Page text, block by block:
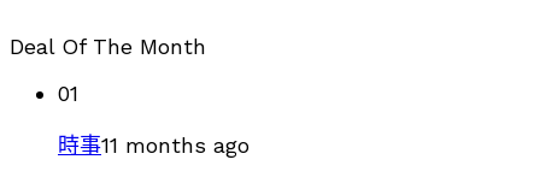
Deal Of The Month
01
時事11 months ago